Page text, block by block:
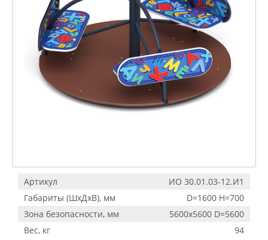
Артикул
ИО 30.01.03-12.И1
Габариты (ШхДхВ), мм
D=1600 H=700
Зона безопасности, мм
5600х5600 D=5600
Вес, кг
94